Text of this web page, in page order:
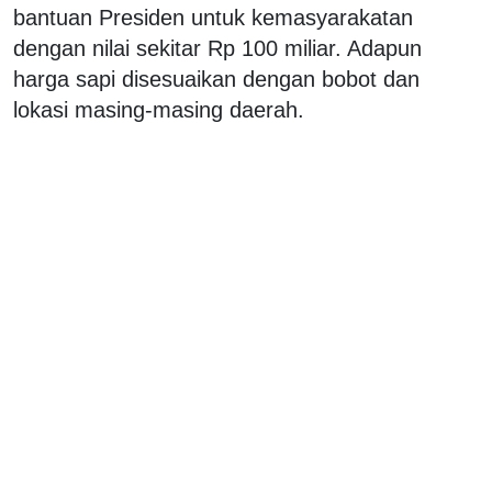
bantuan Presiden untuk kemasyarakatan
dengan nilai sekitar Rp 100 miliar. Adapun
harga sapi disesuaikan dengan bobot dan
lokasi masing-masing daerah.